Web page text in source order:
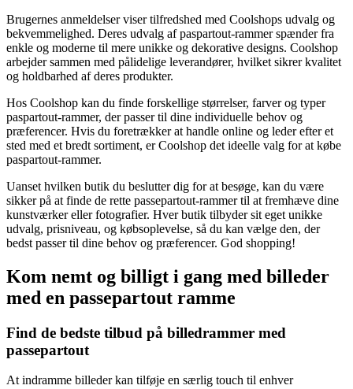
Brugernes anmeldelser viser tilfredshed med Coolshops udvalg og
bekvemmelighed. Deres udvalg af paspartout-rammer spænder fra
enkle og moderne til mere unikke og dekorative designs. Coolshop
arbejder sammen med pålidelige leverandører, hvilket sikrer kvalitet
og holdbarhed af deres produkter.
Hos Coolshop kan du finde forskellige størrelser, farver og typer
paspartout-rammer, der passer til dine individuelle behov og
præferencer. Hvis du foretrækker at handle online og leder efter et
sted med et bredt sortiment, er Coolshop det ideelle valg for at købe
paspartout-rammer.
Uanset hvilken butik du beslutter dig for at besøge, kan du være
sikker på at finde de rette passepartout-rammer til at fremhæve dine
kunstværker eller fotografier. Hver butik tilbyder sit eget unikke
udvalg, prisniveau, og købsoplevelse, så du kan vælge den, der
bedst passer til dine behov og præferencer. God shopping!
Kom nemt og billigt i gang med billeder
med en passepartout ramme
Find de bedste tilbud på billedrammer med
passepartout
At indramme billeder kan tilføje en særlig touch til enhver